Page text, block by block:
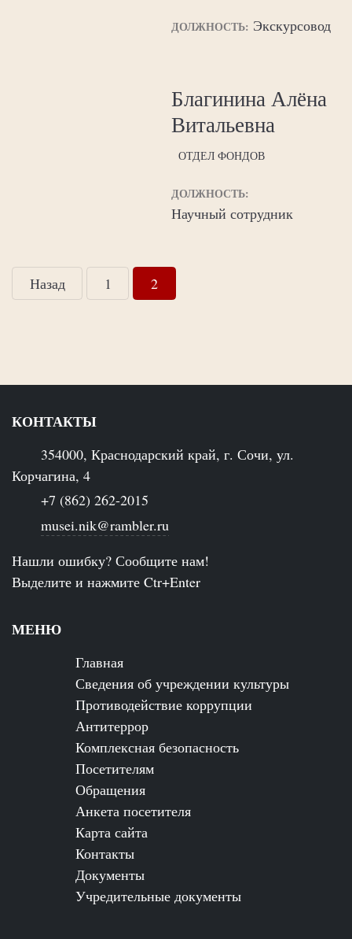
ДОЛЖНОСТЬ: Экскурсовод
Благинина Алёна
Витальевна
ОТДЕЛ ФОНДОВ
ДОЛЖНОСТЬ:
Научный сотрудник
Назад 1 2
КОНТАКТЫ
354000, Краснодарский край, г. Сочи, ул.
Корчагина, 4
+7 (862) 262-2015
musei.nik@rambler.ru
Нашли ошибку? Сообщите нам!
Выделите и нажмите Ctr+Enter
МЕНЮ
Главная
Сведения об учреждении культуры
Противодействие коррупции
Антитеррор
Комплексная безопасность
Посетителям
Обращения
Анкета посетителя
Карта сайта
Контакты
Документы
Учредительные документы